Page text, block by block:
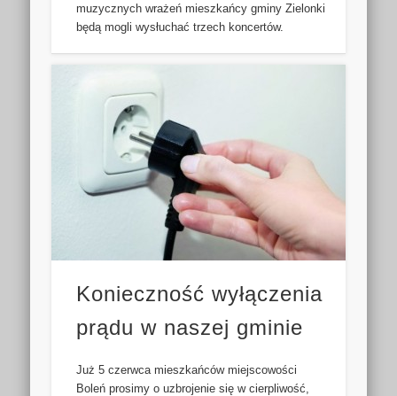
muzycznych wrażeń mieszkańcy gminy Zielonki
będą mogli wysłuchać trzech koncertów.
Konieczność wyłączenia
prądu w naszej gminie
Już 5 czerwca mieszkańców miejscowości
Boleń prosimy o uzbrojenie się w cierpliwość,